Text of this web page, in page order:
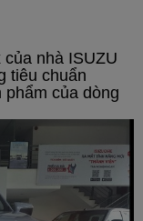
nhà ISUZU
tiêu chuẩn
phẩm của dòng